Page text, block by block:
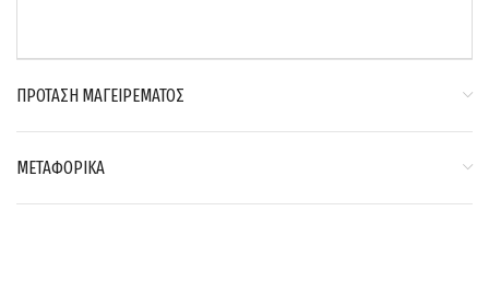
ΠΡΟΤΑΣΗ ΜΑΓΕΙΡΕΜΑΤΟΣ
ΜΕΤΑΦΟΡΙΚΑ